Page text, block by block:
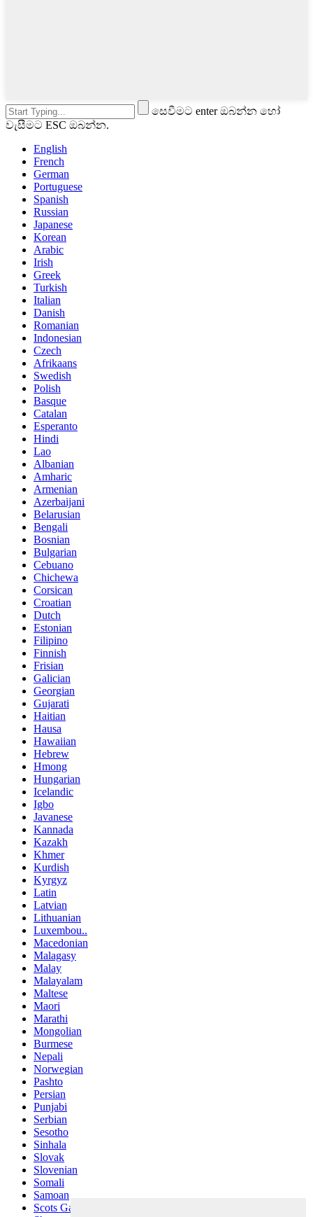
සෙවීමට enter ඔබන්න හෝ
වැසීමට ESC ඔබන්න.
English
French
German
Portuguese
Spanish
Russian
Japanese
Korean
Arabic
Irish
Greek
Turkish
Italian
Danish
Romanian
Indonesian
Czech
Afrikaans
Swedish
Polish
Basque
Catalan
Esperanto
Hindi
Lao
Albanian
Amharic
Armenian
Azerbaijani
Belarusian
Bengali
Bosnian
Bulgarian
Cebuano
Chichewa
Corsican
Croatian
Dutch
Estonian
Filipino
Finnish
Frisian
Galician
Georgian
Gujarati
Haitian
Hausa
Hawaiian
Hebrew
Hmong
Hungarian
Icelandic
Igbo
Javanese
Kannada
Kazakh
Khmer
Kurdish
Kyrgyz
Latin
Latvian
Lithuanian
Luxembou..
Macedonian
Malagasy
Malay
Malayalam
Maltese
Maori
Marathi
Mongolian
Burmese
Nepali
Norwegian
Pashto
Persian
Punjabi
Serbian
Sesotho
Sinhala
Slovak
Slovenian
Somali
Samoan
Scots Gaelic